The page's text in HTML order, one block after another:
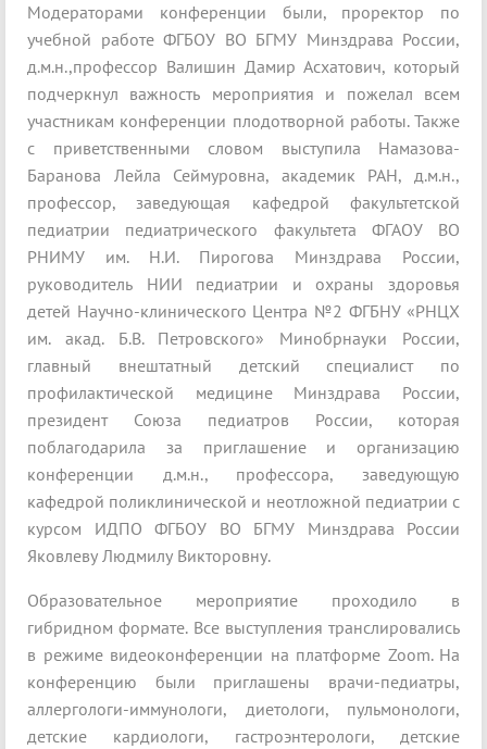
Модераторами конференции были, проректор по
учебной работе ФГБОУ ВО БГМУ Минздрава России,
д.м.н.,профессор Валишин Дамир Асхатович, который
подчеркнул важность мероприятия и пожелал всем
участникам конференции плодотворной работы. Также
с приветственными словом выступила Намазова-
Баранова Лейла Сеймуровна, академик РАН, д.м.н.,
профессор, заведующая кафедрой факультетской
педиатрии педиатрического факультета ФГАОУ ВО
РНИМУ им. Н.И. Пирогова Минздрава России,
руководитель НИИ педиатрии и охраны здоровья
детей Научно-клинического Центра №2 ФГБНУ «РНЦХ
им. акад. Б.В. Петровского» Минобрнауки России,
главный внештатный детский специалист по
профилактической медицине Минздрава России,
президент Союза педиатров России, которая
поблагодарила за приглашение и организацию
конференции д.м.н., профессора, заведующую
кафедрой поликлинической и неотложной педиатрии с
курсом ИДПО ФГБОУ ВО БГМУ Минздрава России
Яковлеву Людмилу Викторовну.
Образовательное мероприятие проходило в
гибридном формате. Все выступления транслировались
в режиме видеоконференции на платформе Zoom. На
конференцию были приглашены врачи-педиатры,
аллергологи-иммунологи, диетологи, пульмонологи,
детские кардиологи, гастроэнтерологи, детские